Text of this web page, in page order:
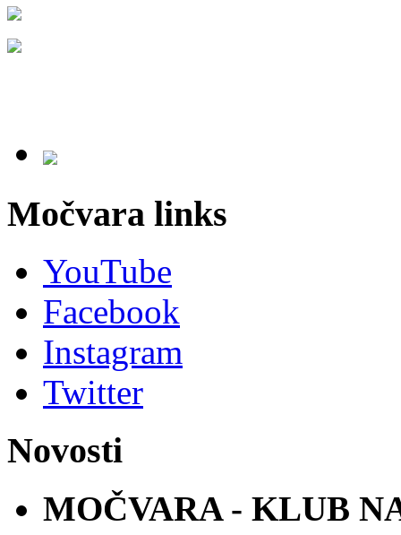
Močvara links
YouTube
Facebook
Instagram
Twitter
Novosti
MOČVARA - KLUB